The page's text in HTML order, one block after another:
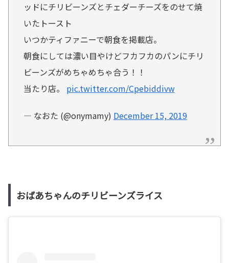
ッドにチリビーンズとチェダーチーズをのせて焼
いたトースト
いつかティファニーで朝食を掲載店。
朝食にしては濃い目やけどフカフカのパンにチリ
ビーンズがめちゃめちゃ合う！！
当たり店。 pic.twitter.com/Cpebiddivw
— なおた (@onymamy) December 15, 2019
おばあちゃんのチリビーンズライス